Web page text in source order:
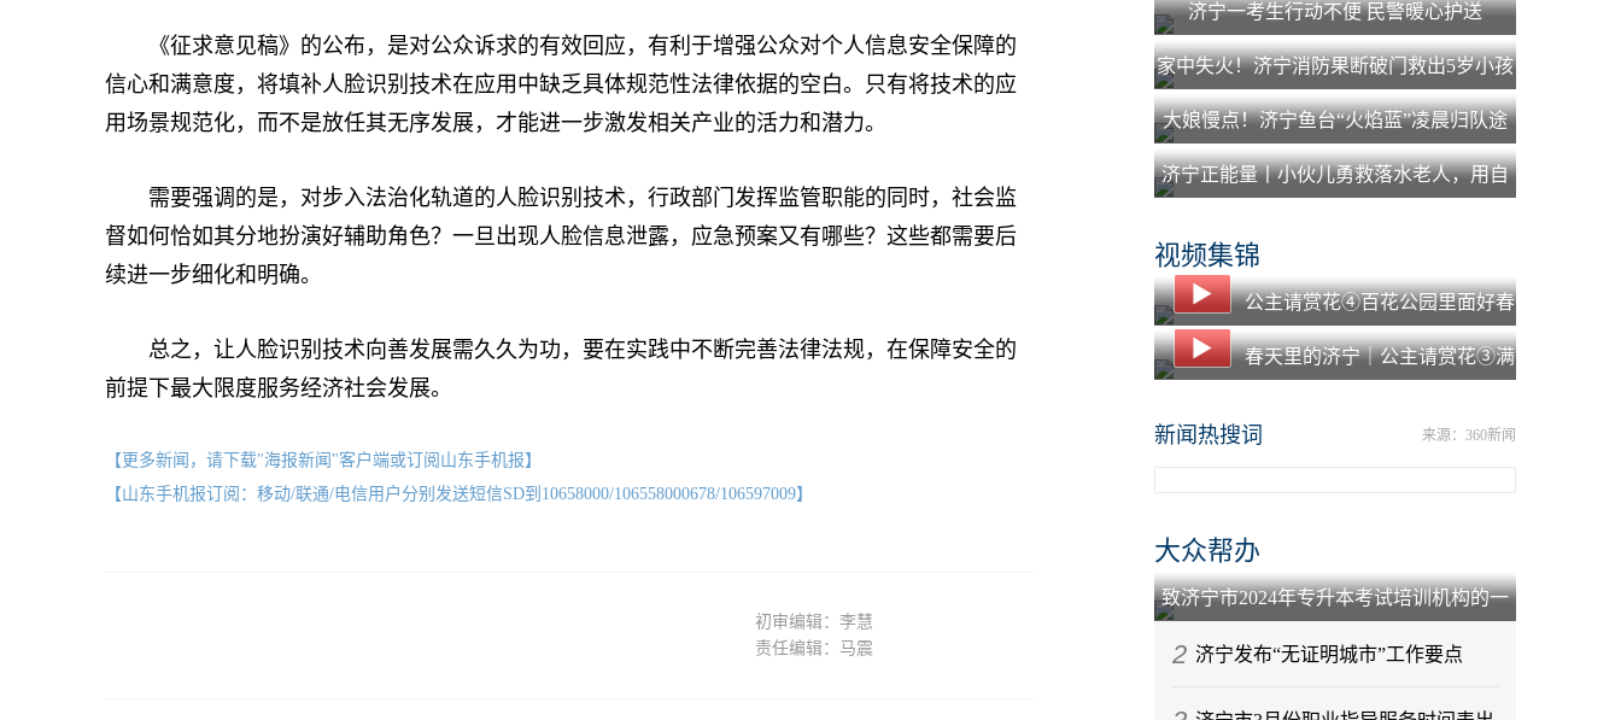
《征求意见稿》的公布，是对公众诉求的有效回应，有利于增强公众对个人信息安全保障的
信心和满意度，将填补人脸识别技术在应用中缺乏具体规范性法律依据的空白。只有将技术的应
用场景规范化，而不是放任其无序发展，才能进一步激发相关产业的活力和潜力。
需要强调的是，对步入法治化轨道的人脸识别技术，行政部门发挥监管职能的同时，社会监
督如何恰如其分地扮演好辅助角色？一旦出现人脸信息泄露，应急预案又有哪些？这些都需要后
续进一步细化和明确。
总之，让人脸识别技术向善发展需久久为功，要在实践中不断完善法律法规，在保障安全的
前提下最大限度服务经济社会发展。
【更多新闻，请下载"海报新闻"客户端或订阅山东手机报】
【山东手机报订阅：移动/联通/电信用户分别发送短信SD到10658000/106558000678/106597009】
初审编辑：李慧
责任编辑：马震
济宁一考生行动不便 民警暖心护送
家中失火！济宁消防果断破门救出5岁小孩
大娘慢点！济宁鱼台“火焰蓝”凌晨归队途
中为老人照路获赞
济宁正能量丨小伙儿勇救落水老人，用自
视频集锦
公主请赏花④百花公园里面好春
光
春天里的济宁｜公主请赏花③满
新闻热搜词 来源：360新闻
大众帮办
致济宁市2024年专升本考试培训机构的一
封信
2 济宁发布“无证明城市”工作要点